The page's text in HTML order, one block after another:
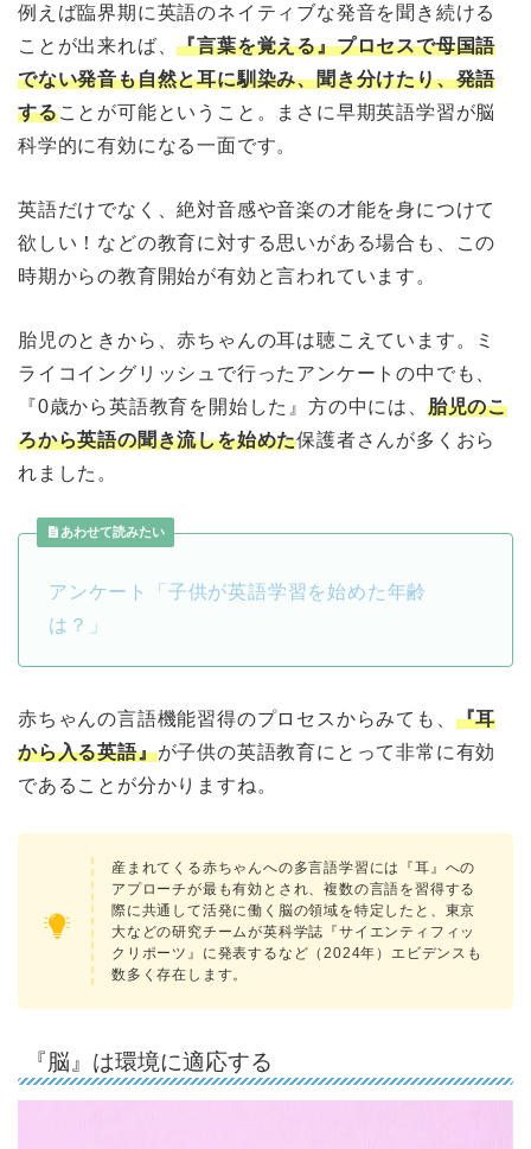
例えば臨界期に英語のネイティブな発音を聞き続ける
ことが出来れば、『言葉を覚える』プロセスで母国語
でない発音も自然と耳に馴染み、聞き分けたり、発語
することが可能ということ。まさに早期英語学習が脳
科学的に有効になる一面です。
英語だけでなく、絶対音感や音楽の才能を身につけて
欲しい！などの教育に対する思いがある場合も、この
時期からの教育開始が有効と言われています。
胎児のときから、赤ちゃんの耳は聴こえています。ミ
ライコイングリッシュで行ったアンケートの中でも、
『0歳から英語教育を開始した』方の中には、 胎児のこ
ろから英語の聞き流しを始めた保護者さんが多くおら
れました。
あわせて読みたい
アンケート「子供が英語学習を始めた年齢
は？」
赤ちゃんの言語機能習得のプロセスからみても、 『耳
から入る英語』が子供の英語教育にとって非常に有効
であることが分かりますね。
産まれてくる赤ちゃんへの多言語学習には『耳』への
アプローチが最も有効とされ、複数の言語を習得する
際に共通して活発に働く脳の領域を特定したと、東京
大などの研究チームが英科学誌『サイエンティフィッ
クリポーツ』に発表するなど（2024年）エビデンスも
数多く存在します。
『脳』は環境に適応する